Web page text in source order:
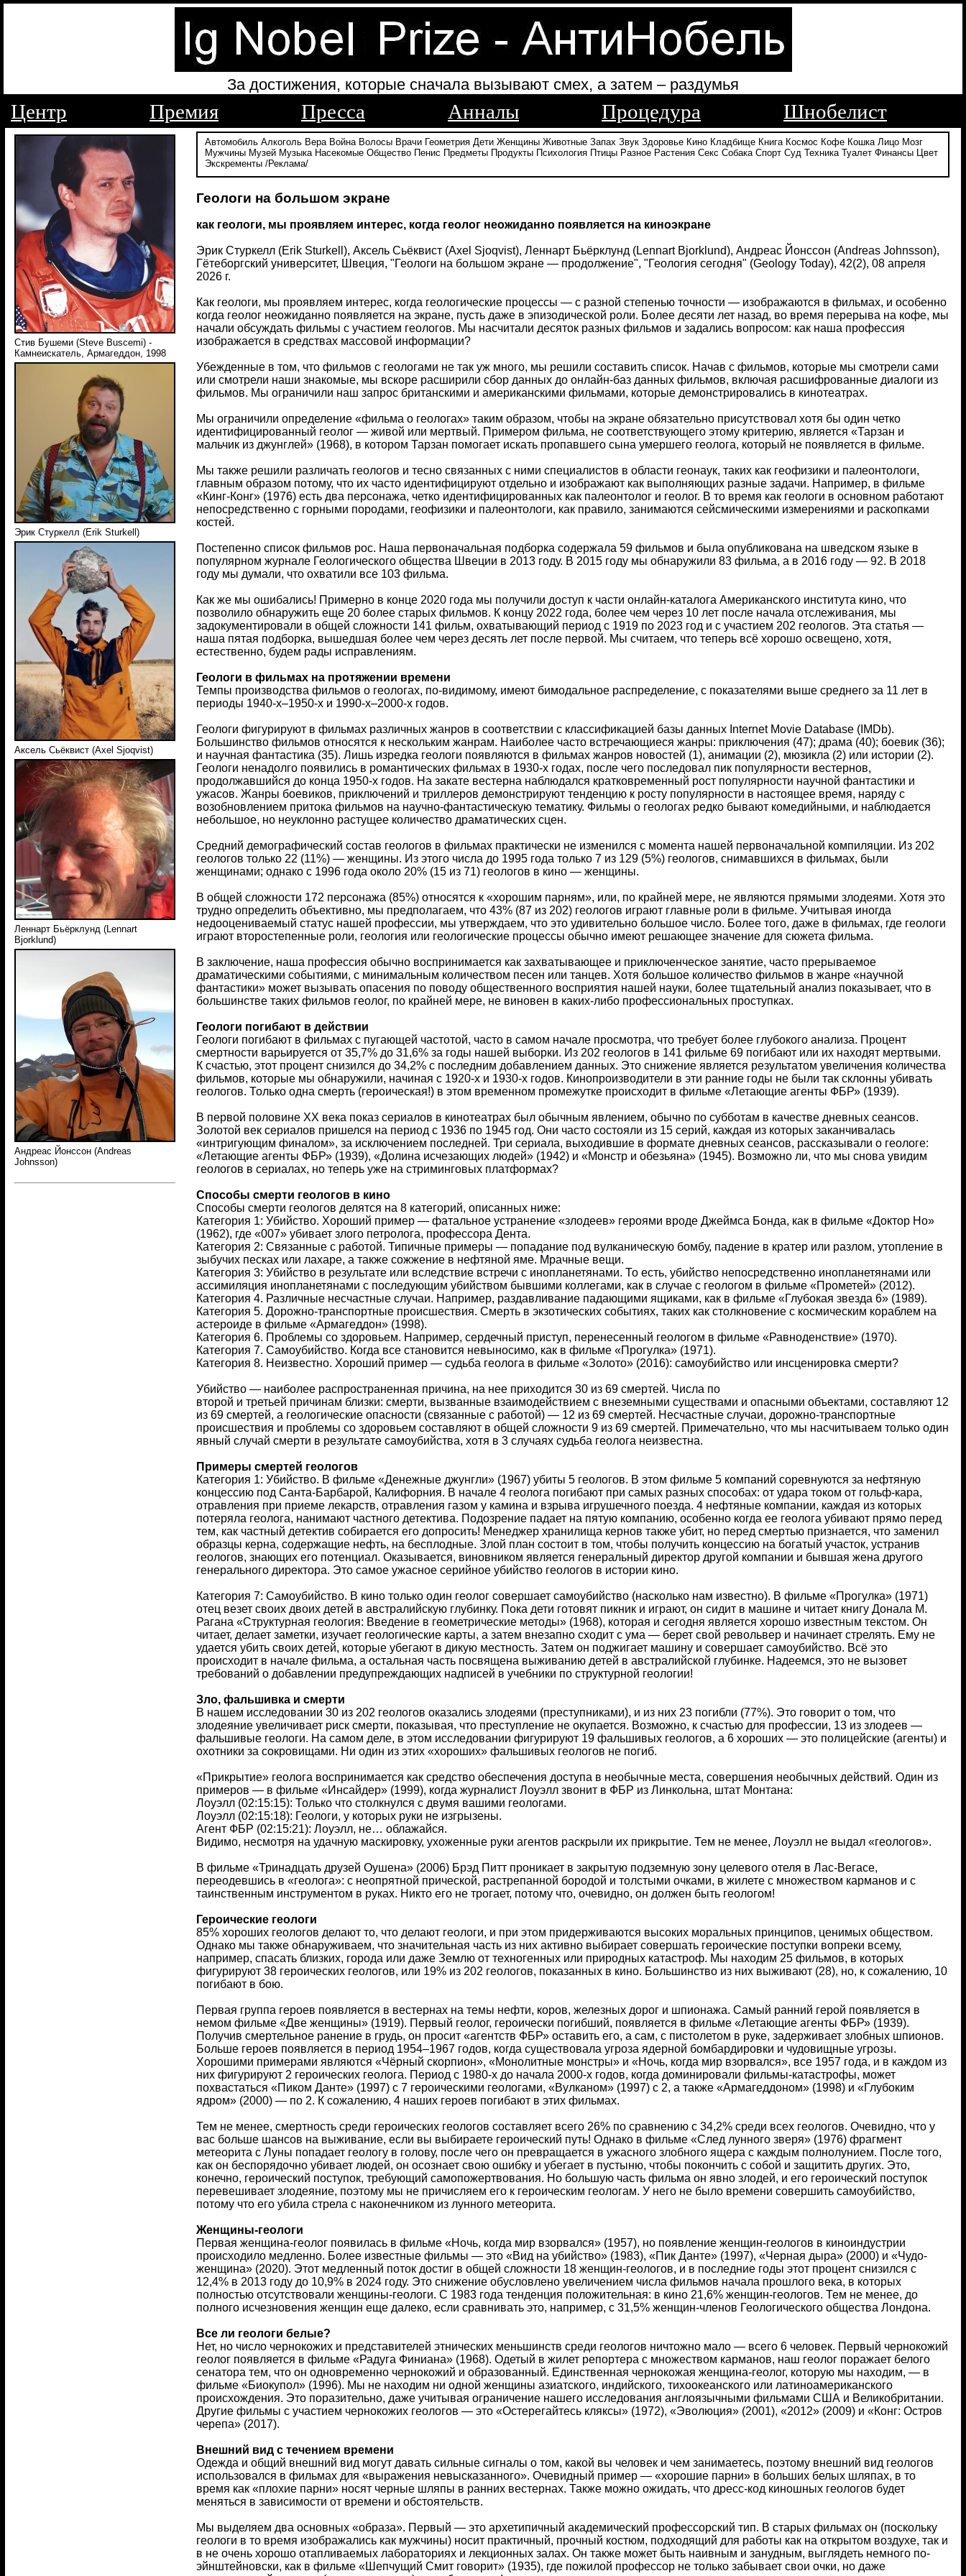
За достижения, которые сначала вызывают смех, а затем – раздумья
Центр Премия Пресса Анналы Процедура Шнобелист
Стив Бушеми (Steve Buscemi) -
Камнеискатель, Армагеддон, 1998
Эрик Стуркелл (Erik Sturkell)
Аксель Сьёквист (Axel Sjoqvist)
Леннарт Бьёрклунд (Lennart
Bjorklund)
Андреас Йонссон (Andreas
Johnsson)
Автомобиль Алкоголь Вера Война Волосы Врачи Геометрия Дети Женщины Животные Запах Звук Здоровье Кино Кладбище Книга Космос Кофе Кошка Лицо Мозг
Мужчины Музей Музыка Насекомые Общество Пенис Предметы Продукты Психология Птицы Разное Растения Секс Собака Спорт Суд Техника Туалет Финансы
Цвет
Экскременты /Реклама/
Геологи на большом экране
как геологи, мы проявляем интерес, когда геолог неожиданно появляется на киноэкране
Эрик Стуркелл (Erik Sturkell), Аксель Сьёквист (Axel Sjoqvist), Леннарт Бьёрклунд (Lennart Bjorklund), Андреас Йонссон (Andreas Johnsson),
Гётеборгский университет, Швеция, "Геологи на большом экране — продолжение", "Геология сегодня" (Geology Today), 42(2), 08 апреля
2026 г.
Как геологи, мы проявляем интерес, когда геологические процессы — с разной степенью точности — изображаются в фильмах, и особенно
когда геолог неожиданно появляется на экране, пусть даже в эпизодической роли. Более десяти лет назад, во время перерыва на кофе, мы
начали обсуждать фильмы с участием геологов. Мы насчитали десяток разных фильмов и задались вопросом: как наша профессия
изображается в средствах массовой информации?
Убежденные в том, что фильмов с геологами не так уж много, мы решили составить список. Начав с фильмов, которые мы смотрели сами
или смотрели наши знакомые, мы вскоре расширили сбор данных до онлайн-баз данных фильмов, включая расшифрованные диалоги из
фильмов. Мы ограничили наш запрос британскими и американскими фильмами, которые демонстрировались в кинотеатрах.
Мы ограничили определение «фильма о геологах» таким образом, чтобы на экране обязательно присутствовал хотя бы один четко
идентифицированный геолог — живой или мертвый. Примером фильма, не соответствующего этому критерию, является «Тарзан и
мальчик из джунглей» (1968), в котором Тарзан помогает искать пропавшего сына умершего геолога, который не появляется в фильме.
Мы также решили различать геологов и тесно связанных с ними специалистов в области геонаук, таких как геофизики и палеонтологи,
главным образом потому, что их часто идентифицируют отдельно и изображают как выполняющих разные задачи. Например, в фильме
«Кинг-Конг» (1976) есть два персонажа, четко идентифицированных как палеонтолог и геолог. В то время как геологи в основном работают
непосредственно с горными породами, геофизики и палеонтологи, как правило, занимаются сейсмическими измерениями и раскопками
костей.
Постепенно список фильмов рос. Наша первоначальная подборка содержала 59 фильмов и была опубликована на шведском языке в
популярном журнале Геологического общества Швеции в 2013 году. В 2015 году мы обнаружили 83 фильма, а в 2016 году — 92. В 2018
году мы думали, что охватили все 103 фильма.
Как же мы ошибались! Примерно в конце 2020 года мы получили доступ к части онлайн-каталога Американского института кино, что
позволило обнаружить еще 20 более старых фильмов. К концу 2022 года, более чем через 10 лет после начала отслеживания, мы
задокументировали в общей сложности 141 фильм, охватывающий период с 1919 по 2023 год и с участием 202 геологов. Эта статья —
наша пятая подборка, вышедшая более чем через десять лет после первой. Мы считаем, что теперь всё хорошо освещено, хотя,
естественно, будем рады исправлениям.
Геологи в фильмах на протяжении времени
Темпы производства фильмов о геологах, по-видимому, имеют бимодальное распределение, с показателями выше среднего за 11 лет в
периоды 1940-х–1950-х и 1990-х–2000-х годов.
Геологи фигурируют в фильмах различных жанров в соответствии с классификацией базы данных Internet Movie Database (IMDb).
Большинство фильмов относятся к нескольким жанрам. Наиболее часто встречающиеся жанры: приключения (47); драма (40); боевик (36);
и научная фантастика (35). Лишь изредка геологи появляются в фильмах жанров новостей (1), анимации (2), мюзикла (2) или истории (2).
Геологи ненадолго появились в романтических фильмах в 1930-х годах, после чего последовал пик популярности вестернов,
продолжавшийся до конца 1950-х годов. На закате вестерна наблюдался кратковременный рост популярности научной фантастики и
ужасов. Жанры боевиков, приключений и триллеров демонстрируют тенденцию к росту популярности в настоящее время, наряду с
возобновлением притока фильмов на научно-фантастическую тематику. Фильмы о геологах редко бывают комедийными, и наблюдается
небольшое, но неуклонно растущее количество драматических сцен.
Средний демографический состав геологов в фильмах практически не изменился с момента нашей первоначальной компиляции. Из 202
геологов только 22 (11%) — женщины. Из этого числа до 1995 года только 7 из 129 (5%) геологов, снимавшихся в фильмах, были
женщинами; однако с 1996 года около 20% (15 из 71) геологов в кино — женщины.
В общей сложности 172 персонажа (85%) относятся к «хорошим парням», или, по крайней мере, не являются прямыми злодеями. Хотя это
трудно определить объективно, мы предполагаем, что 43% (87 из 202) геологов играют главные роли в фильме. Учитывая иногда
недооцениваемый статус нашей профессии, мы утверждаем, что это удивительно большое число. Более того, даже в фильмах, где геологи
играют второстепенные роли, геология или геологические процессы обычно имеют решающее значение для сюжета фильма.
В заключение, наша профессия обычно воспринимается как захватывающее и приключенческое занятие, часто прерываемое
драматическими событиями, с минимальным количеством песен или танцев. Хотя большое количество фильмов в жанре «научной
фантастики» может вызывать опасения по поводу общественного восприятия нашей науки, более тщательный анализ показывает, что в
большинстве таких фильмов геолог, по крайней мере, не виновен в каких-либо профессиональных проступках.
Геологи погибают в действии
Геологи погибают в фильмах с пугающей частотой, часто в самом начале просмотра, что требует более глубокого анализа. Процент
смертности варьируется от 35,7% до 31,6% за годы нашей выборки. Из 202 геологов в 141 фильме 69 погибают или их находят мертвыми.
К счастью, этот процент снизился до 34,2% с последним добавлением данных. Это снижение является результатом увеличения количества
фильмов, которые мы обнаружили, начиная с 1920-х и 1930-х годов. Кинопроизводители в эти ранние годы не были так склонны убивать
геологов. Только одна смерть (героическая!) в этом временном промежутке происходит в фильме «Летающие агенты ФБР» (1939).
В первой половине ХХ века показ сериалов в кинотеатрах был обычным явлением, обычно по субботам в качестве дневных сеансов.
Золотой век сериалов пришелся на период с 1936 по 1945 год. Они часто состояли из 15 серий, каждая из которых заканчивалась
«интригующим финалом», за исключением последней. Три сериала, выходившие в формате дневных сеансов, рассказывали о геологе:
«Летающие агенты ФБР» (1939), «Долина исчезающих людей» (1942) и «Монстр и обезьяна» (1945). Возможно ли, что мы снова увидим
геологов в сериалах, но теперь уже на стриминговых платформах?
Способы смерти геологов в кино
Способы смерти геологов делятся на 8 категорий, описанных ниже:
Категория 1: Убийство. Хороший пример — фатальное устранение «злодеев» героями вроде Джеймса Бонда, как в фильме «Доктор Но»
(1962), где «007» убивает злого петролога, профессора Дента.
Категория 2: Связанные с работой. Типичные примеры — попадание под вулканическую бомбу, падение в кратер или разлом, утопление в
зыбучих песках или лахаре, а также сожжение в нефтяной яме. Мрачные вещи.
Категория 3: Убийство в результате или вследствие встречи с инопланетянами. То есть, убийство непосредственно инопланетянами или
ассимиляция инопланетянами с последующим убийством бывшими коллегами, как в случае с геологом в фильме «Прометей» (2012).
Категория 4. Различные несчастные случаи. Например, раздавливание падающими ящиками, как в фильме «Глубокая звезда 6» (1989).
Категория 5. Дорожно-транспортные происшествия. Смерть в экзотических событиях, таких как столкновение с космическим кораблем на
астероиде в фильме «Армагеддон» (1998).
Категория 6. Проблемы со здоровьем. Например, сердечный приступ, перенесенный геологом в фильме «Равноденствие» (1970).
Категория 7. Самоубийство. Когда все становится невыносимо, как в фильме «Прогулка» (1971).
Категория 8. Неизвестно. Хороший пример — судьба геолога в фильме «Золото» (2016): самоубийство или инсценировка смерти?
Убийство — наиболее распространенная причина, на нее приходится 30 из 69 смертей. Числа по
второй и третьей причинам близки: смерти, вызванные взаимодействием с внеземными существами и опасными объектами, составляют 12
из 69 смертей, а геологические опасности (связанные с работой) — 12 из 69 смертей. Несчастные случаи, дорожно-транспортные
происшествия и проблемы со здоровьем составляют в общей сложности 9 из 69 смертей. Примечательно, что мы насчитываем только один
явный случай смерти в результате самоубийства, хотя в 3 случаях судьба геолога неизвестна.
Примеры смертей геологов
Категория 1: Убийство. В фильме «Денежные джунгли» (1967) убиты 5 геологов. В этом фильме 5 компаний соревнуются за нефтяную
концессию под Санта-Барбарой, Калифорния. В начале 4 геолога погибают при самых разных способах: от удара током от гольф-кара,
отравления при приеме лекарств, отравления газом у камина и взрыва игрушечного поезда. 4 нефтяные компании, каждая из которых
потеряла геолога, нанимают частного детектива. Подозрение падает на пятую компанию, особенно когда ее геолога убивают прямо перед
тем, как частный детектив собирается его допросить! Менеджер хранилища кернов также убит, но перед смертью признается, что заменил
образцы керна, содержащие нефть, на бесплодные. Злой план состоит в том, чтобы получить концессию на богатый участок, устранив
геологов, знающих его потенциал. Оказывается, виновником является генеральный директор другой компании и бывшая жена другого
генерального директора. Это самое ужасное серийное убийство геологов в истории кино.
Категория 7: Самоубийство. В кино только один геолог совершает самоубийство (насколько нам известно). В фильме «Прогулка» (1971)
отец везет своих двоих детей в австралийскую глубинку. Пока дети готовят пикник и играют, он сидит в машине и читает книгу Донала М.
Рагана «Структурная геология: Введение в геометрические методы» (1968), которая и сегодня является хорошо известным текстом. Он
читает, делает заметки, изучает геологические карты, а затем внезапно сходит с ума — берет свой револьвер и начинает стрелять. Ему не
удается убить своих детей, которые убегают в дикую местность. Затем он поджигает машину и совершает самоубийство. Всё это
происходит в начале фильма, а остальная часть посвящена выживанию детей в австралийской глубинке. Надеемся, это не вызовет
требований о добавлении предупреждающих надписей в учебники по структурной геологии!
Зло, фальшивка и смерти
В нашем исследовании 30 из 202 геологов оказались злодеями (преступниками), и из них 23 погибли (77%). Это говорит о том, что
злодеяние увеличивает риск смерти, показывая, что преступление не окупается. Возможно, к счастью для профессии, 13 из злодеев —
фальшивые геологи. На самом деле, в этом исследовании фигурируют 19 фальшивых геологов, а 6 хороших — это полицейские (агенты) и
охотники за сокровищами. Ни один из этих «хороших» фальшивых геологов не погиб.
«Прикрытие» геолога воспринимается как средство обеспечения доступа в необычные места, совершения необычных действий. Один из
примеров — в фильме «Инсайдер» (1999), когда журналист Лоуэлл звонит в ФБР из Линкольна, штат Монтана:
Лоуэлл (02:15:15): Только что столкнулся с двумя вашими геологами.
Лоуэлл (02:15:18): Геологи, у которых руки не изгрызены.
Агент ФБР (02:15:21): Лоуэлл, не… облажайся.
Видимо, несмотря на удачную маскировку, ухоженные руки агентов раскрыли их прикрытие. Тем не менее, Лоуэлл не выдал «геологов».
В фильме «Тринадцать друзей Оушена» (2006) Брэд Питт проникает в закрытую подземную зону целевого отеля в Лас-Вегасе,
переодевшись в «геолога»: с неопрятной прической, растрепанной бородой и толстыми очками, в жилете с множеством карманов и с
таинственным инструментом в руках. Никто его не трогает, потому что, очевидно, он должен быть геологом!
Героические геологи
85% хороших геологов делают то, что делают геологи, и при этом придерживаются высоких моральных принципов, ценимых обществом.
Однако мы также обнаруживаем, что значительная часть из них активно выбирает совершать героические поступки вопреки всему,
например, спасать близких, города или даже Землю от техногенных или природных катастроф. Мы находим 25 фильмов, в которых
фигурируют 38 героических геологов, или 19% из 202 геологов, показанных в кино. Большинство из них выживают (28), но, к сожалению, 10
погибают в бою.
Первая группа героев появляется в вестернах на темы нефти, коров, железных дорог и шпионажа. Самый ранний герой появляется в
немом фильме «Две женщины» (1919). Первый геолог, героически погибший, появляется в фильме «Летающие агенты ФБР» (1939).
Получив смертельное ранение в грудь, он просит «агентств ФБР» оставить его, а сам, с пистолетом в руке, задерживает злобных шпионов.
Больше героев появляется в период 1954–1967 годов, когда существовала угроза ядерной бомбардировки и чудовищные угрозы.
Хорошими примерами являются «Чёрный скорпион», «Монолитные монстры» и «Ночь, когда мир взорвался», все 1957 года, и в каждом из
них фигурируют 2 героических геолога. Период с 1980-х до начала 2000-х годов, когда доминировали фильмы-катастрофы, может
похвастаться «Пиком Данте» (1997) с 7 героическими геологами, «Вулканом» (1997) с 2, а также «Армагеддоном» (1998) и «Глубоким
ядром» (2000) — по 2. К сожалению, 4 наших героев погибают в этих фильмах.
Тем не менее, смертность среди героических геологов составляет всего 26% по сравнению с 34,2% среди всех геологов. Очевидно, что у
вас больше шансов на выживание, если вы выбираете героический путь! Однако в фильме «След лунного зверя» (1976) фрагмент
метеорита с Луны попадает геологу в голову, после чего он превращается в ужасного злобного ящера с каждым полнолунием. После того,
как он беспорядочно убивает людей, он осознает свою ошибку и убегает в пустыню, чтобы покончить с собой и защитить других. Это,
конечно, героический поступок, требующий самопожертвования. Но большую часть фильма он явно злодей, и его героический поступок
перевешивает злодеяние, поэтому мы не причисляем его к героическим геологам. У него не было времени совершить самоубийство,
потому что его убила стрела с наконечником из лунного метеорита.
Женщины-геологи
Первая женщина-геолог появилась в фильме «Ночь, когда мир взорвался» (1957), но появление женщин-геологов в киноиндустрии
происходило медленно. Более известные фильмы — это «Вид на убийство» (1983), «Пик Данте» (1997), «Черная дыра» (2000) и «Чудо-
женщина» (2020). Этот медленный поток достиг в общей сложности 18 женщин-геологов, и в последние годы этот процент снизился с
12,4% в 2013 году до 10,9% в 2024 году. Это снижение обусловлено увеличением числа фильмов начала прошлого века, в которых
полностью отсутствовали женщины-геологи. С 1983 года тенденция положительная: в кино 21,6% женщин-геологов. Тем не менее, до
полного исчезновения женщин еще далеко, если сравнивать это, например, с 31,5% женщин-членов Геологического общества Лондона.
Все ли геологи белые?
Нет, но число чернокожих и представителей этнических меньшинств среди геологов ничтожно мало — всего 6 человек. Первый чернокожий
геолог появляется в фильме «Радуга Финиана» (1968). Одетый в жилет репортера с множеством карманов, наш геолог поражает белого
сенатора тем, что он одновременно чернокожий и образованный. Единственная чернокожая женщина-геолог, которую мы находим, — в
фильме «Биокупол» (1996). Мы не находим ни одной женщины азиатского, индийского, тихоокеанского или латиноамериканского
происхождения. Это поразительно, даже учитывая ограничение нашего исследования англоязычными фильмами США и Великобритании.
Другие фильмы с участием чернокожих геологов — это «Остерегайтесь кляксы» (1972), «Эволюция» (2001), «2012» (2009) и «Конг: Остров
черепа» (2017).
Внешний вид с течением времени
Одежда и общий внешний вид могут давать сильные сигналы о том, какой вы человек и чем занимаетесь, поэтому внешний вид геологов
использовался в фильмах для «выражения невысказанного». Очевидный пример — «хорошие парни» в больших белых шляпах, в то
время как «плохие парни» носят черные шляпы в ранних вестернах. Также можно ожидать, что дресс-код киношных геологов будет
меняться в зависимости от времени и обстоятельств.
Мы выделяем два основных «образа». Первый — это архетипичный академический профессорский тип. В старых фильмах он (поскольку
геологи в то время изображались как мужчины) носит практичный, прочный костюм, подходящий для работы как на открытом воздухе, так и
в не очень хорошо отапливаемых лабораториях и лекционных залах. Он также может быть наивным и занудным, выглядеть немного по-
эйнштейновски, как в фильме «Шепчущий Смит говорит» (1935), где пожилой профессор не только забывает свои очки, но даже